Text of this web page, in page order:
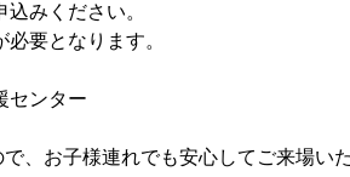
ください。
なります。
ンター
、お子様連れでも安心してご来場いた